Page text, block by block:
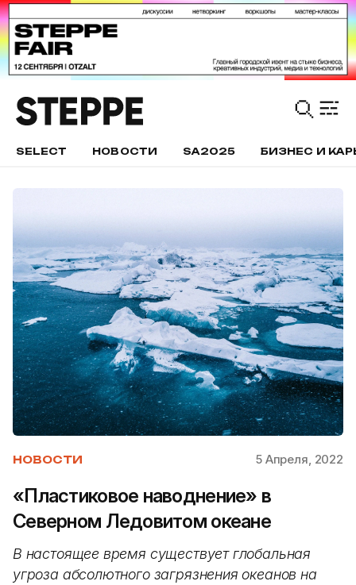
SELECT НОВОСТИ SA2025 БИЗНЕС И
НОВОСТИ 5 Апреля, 2022
«Пластиковое наводнение» в
Северном Ледовитом океане
В настоящее время существует глобальная
угроза абсолютного загрязнения океанов на